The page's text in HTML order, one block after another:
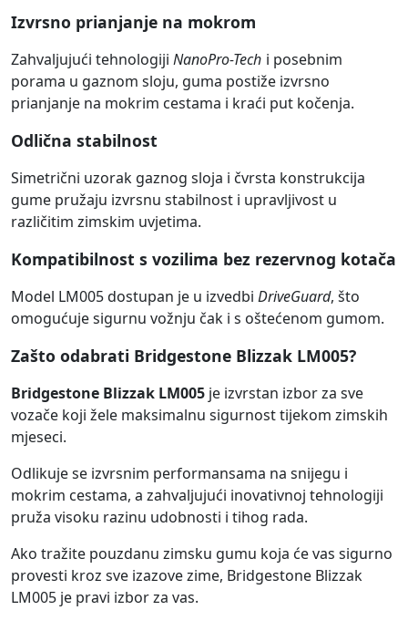
Izvrsno prianjanje na mokrom
Zahvaljujući tehnologiji NanoPro-Tech i posebnim
porama u gaznom sloju, guma postiže izvrsno
prianjanje na mokrim cestama i kraći put kočenja.
Odlična stabilnost
Simetrični uzorak gaznog sloja i čvrsta konstrukcija
gume pružaju izvrsnu stabilnost i upravljivost u
različitim zimskim uvjetima.
Kompatibilnost s vozilima bez rezervnog kotača
Model LM005 dostupan je u izvedbi DriveGuard, što
omogućuje sigurnu vožnju čak i s oštećenom gumom.
Zašto odabrati Bridgestone Blizzak LM005?
Bridgestone Blizzak LM005 je izvrstan izbor za sve
vozače koji žele maksimalnu sigurnost tijekom zimskih
mjeseci.
Odlikuje se izvrsnim performansama na snijegu i
mokrim cestama, a zahvaljujući inovativnoj tehnologiji
pruža visoku razinu udobnosti i tihog rada.
Ako tražite pouzdanu zimsku gumu koja će vas sigurno
provesti kroz sve izazove zime, Bridgestone Blizzak
LM005 je pravi izbor za vas.